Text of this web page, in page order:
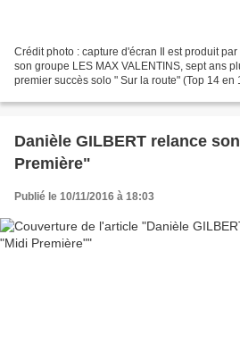
Crédit photo : capture d'écran Il est produit
son groupe LES MAX VALENTINS, sept ans
premier succès solo " Sur la route" (Top 14 en
Danièle GILBERT relance
Première"
Publié le 10/11/2016 à 18:03